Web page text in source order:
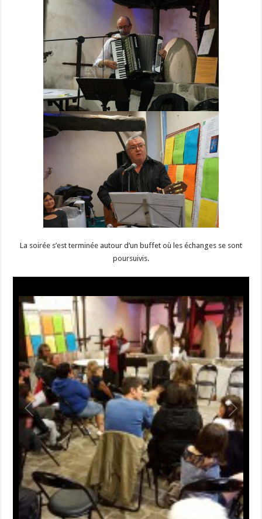
La soirée s’est terminée autour d’un buffet où les échanges se sont
poursuivis.